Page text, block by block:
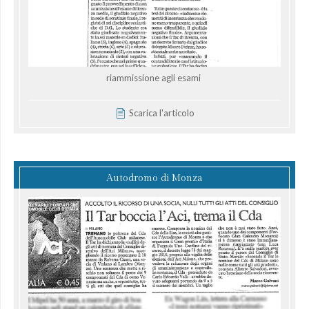
riammissione agli esami
Scarica l'articolo
Autodromo di Monza